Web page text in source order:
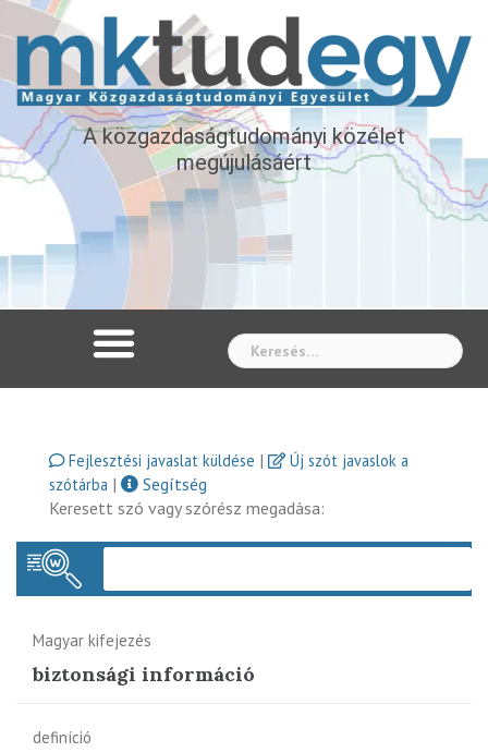
A közgazdaságtudományi közélet
megújulásáért
Fejlesztési javaslat küldése |
Új szót javaslok a
szótárba |
Segítség
Keresett szó vagy szórész megadása:
Magyar kifejezés
biztonsági információ
definíció